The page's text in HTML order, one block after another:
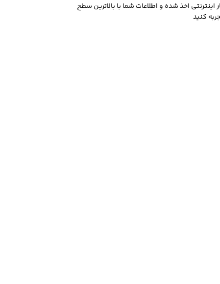
اخذ شده و اطلاعات شما با بالاترین سطح
کنید